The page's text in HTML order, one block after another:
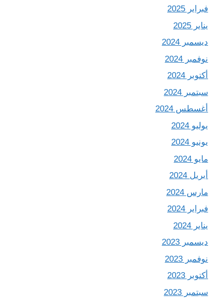
فبراير 2025
يناير 2025
ديسمبر 2024
نوفمبر 2024
أكتوبر 2024
سبتمبر 2024
أغسطس 2024
يوليو 2024
يونيو 2024
مايو 2024
أبريل 2024
مارس 2024
فبراير 2024
يناير 2024
ديسمبر 2023
نوفمبر 2023
أكتوبر 2023
سبتمبر 2023